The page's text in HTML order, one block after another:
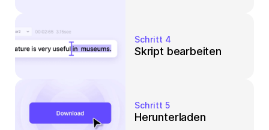
Schritt 4
Skript bearbeiten
Schritt 5
Herunterladen